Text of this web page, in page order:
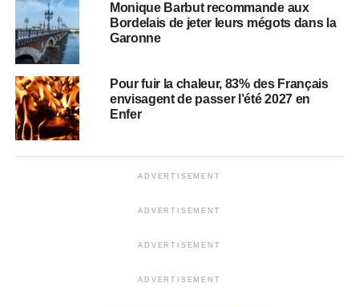
Monique Barbut recommande aux
Bordelais de jeter leurs mégots dans la
Garonne
Pour fuir la chaleur, 83% des Français
envisagent de passer l’été 2027 en
Enfer
ADVERTISEMENT
ADVERTISEMENT
ADVERTISEMENT
ADVERTISEMENT